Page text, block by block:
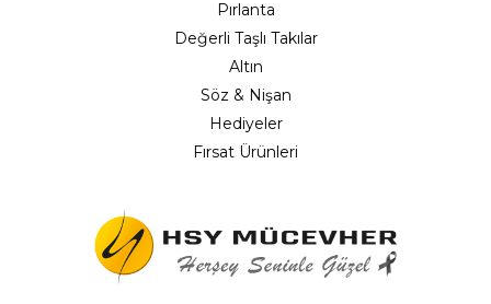
Pırlanta
Değerli Taşlı Takılar
Altın
Söz & Nişan
Hediyeler
Fırsat Ürünleri